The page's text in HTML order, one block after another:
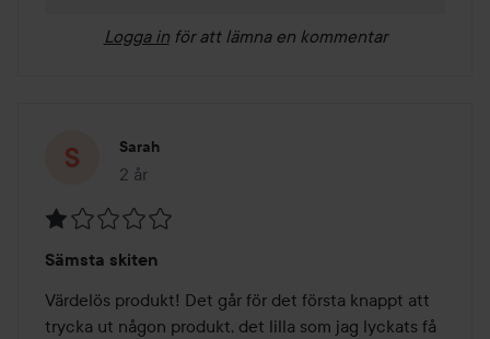
Logga in för att lämna en kommentar
Sarah
2 år
Inlägget skapades 2 år
1
av
5
Sämsta skiten
Värdelös produkt! Det går för det första knappt att
trycka ut någon produkt, det lilla som jag lyckats få